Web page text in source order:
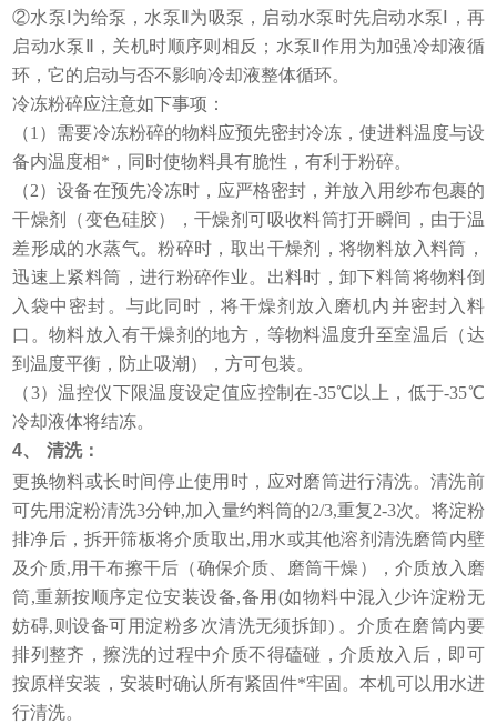
②水泵Ⅰ为给泵，水泵Ⅱ为吸泵，启动水泵时先启动水泵Ⅰ，再
启动水泵Ⅱ，关机时顺序则相反；水泵Ⅱ作用为加强冷却液循
环，它的启动与否不影响冷却液整体循环。
冷冻粉碎应注意如下事项：
（1）需要冷冻粉碎的物料应预先密封冷冻，使进料温度与设
备内温度相*，同时使物料具有脆性，有利于粉碎。
（2）设备在预先冷冻时，应严格密封，并放入用纱布包裹的
干燥剂（变色硅胶），干燥剂可吸收料筒打开瞬间，由于温
差形成的水蒸气。粉碎时，取出干燥剂，将物料放入料筒，
迅速上紧料筒，进行粉碎作业。出料时，卸下料筒将物料倒
入袋中密封。与此同时，将干燥剂放入磨机内并密封入料
口。物料放入有干燥剂的地方，等物料温度升至室温后（达
到温度平衡，防止吸潮），方可包装。
（3）温控仪下限温度设定值应控制在-35℃以上，低于-35℃
冷却液体将结冻。
4、
清洗：
更换物料或长时间停止使用时，应对磨筒进行清洗。清洗前
可先用淀粉清洗3分钟,加入量约料筒的2/3,重复2-3次。将淀粉
排净后，拆开筛板将介质取出,用水或其他溶剂清洗磨筒内壁
及介质,用干布擦干后（确保介质、磨筒干燥），介质放入磨
筒,重新按顺序定位安装设备,备用(如物料中混入少许淀粉无
妨碍,则设备可用淀粉多次清洗无须拆卸) 。介质在磨筒内要
排列整齐，擦洗的过程中介质不得磕碰，介质放入后，即可
按原样安装，安装时确认所有紧固件*牢固。本机可以用水进
行清洗。